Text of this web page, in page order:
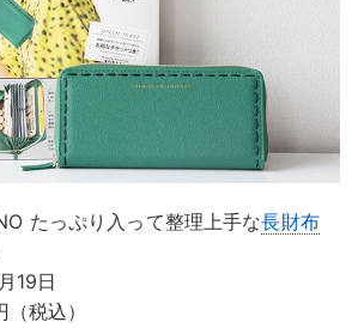
たっぷり入って整理上手な長財布
19日
税込）